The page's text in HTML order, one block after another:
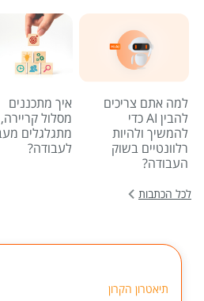
למה אתם צריכים
להבין AI כדי
להמשיך ולהיות
רלוונטיים בשוק
העבודה?
איך מתכננים
מסלול
מתגלגלים
לעבודה?
לכל הכתבות
תיאטרון הקרון